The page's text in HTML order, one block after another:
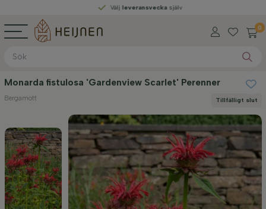
leveransveckasjälv
0
Monarda fistulosa 'Gardenview Scarlet' Perenner
Bergamott Tillfälligt slut